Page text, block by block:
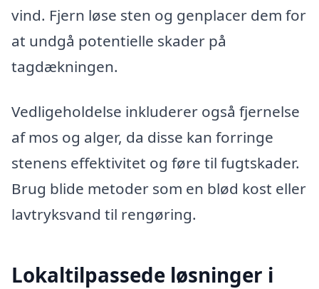
vind. Fjern løse sten og genplacer dem for
at undgå potentielle skader på
tagdækningen.
Vedligeholdelse inkluderer også fjernelse
af mos og alger, da disse kan forringe
stenens effektivitet og føre til fugtskader.
Brug blide metoder som en blød kost eller
lavtryksvand til rengøring.
Lokaltilpassede løsninger i